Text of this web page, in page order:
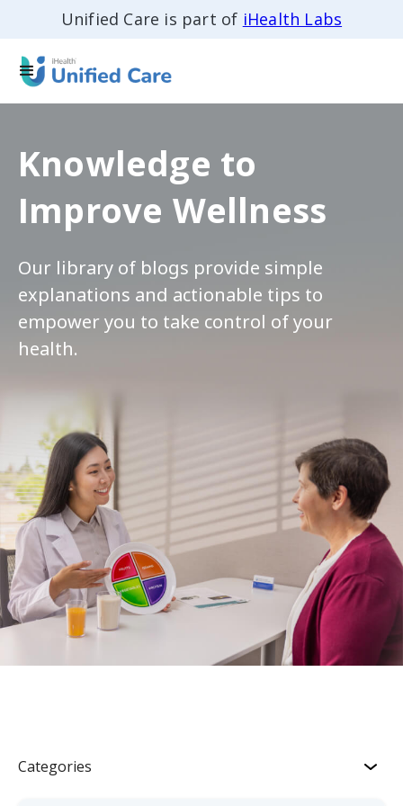
Unified Care is part of iHealth Labs
Knowledge to
Improve Wellness
Our library of blogs provide simple
explanations and actionable tips to
empower you to take control of your
health.
Categories